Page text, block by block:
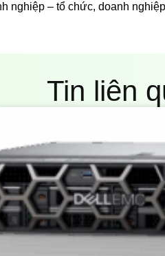
nghiệp – tổ chức, doanh
Tin liên